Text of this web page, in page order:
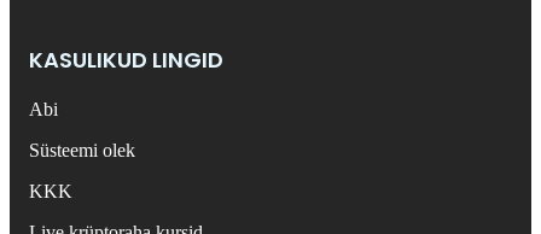
KASULIKUD LINGID
Abi
Süsteemi olek
KKK